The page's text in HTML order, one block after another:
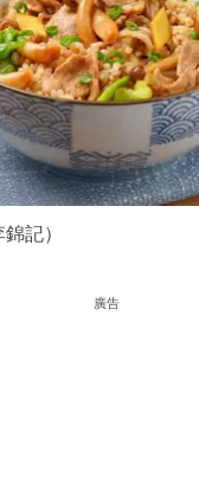
記）
廣告